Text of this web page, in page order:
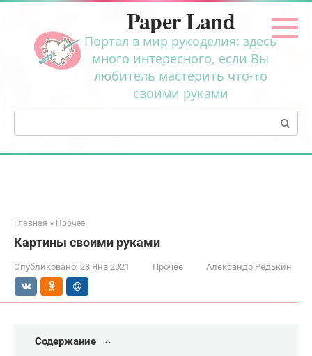
Перейти
контенту
Paper Land
Портал в мир рукоделия: здесь
много интересного, если Вы
любитель мастерить что-то
своими руками
Поиск:
Главная » Прочее
Картины своими руками
Опубликовано: 28 Янв 2021 Прочее Александр Редькин
Содержание